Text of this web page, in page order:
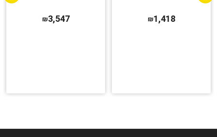
₪1,418
₪3,547